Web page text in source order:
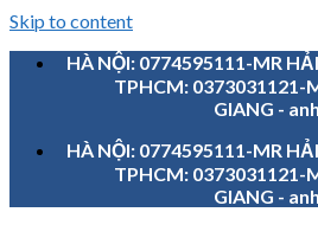
Skip to content
HÀ NỘI: 0774595111-MR
TPHCM: 0373031121-
GIANG -
HÀ NỘI: 0774595111-MR
TPHCM: 0373031121-
GIANG -